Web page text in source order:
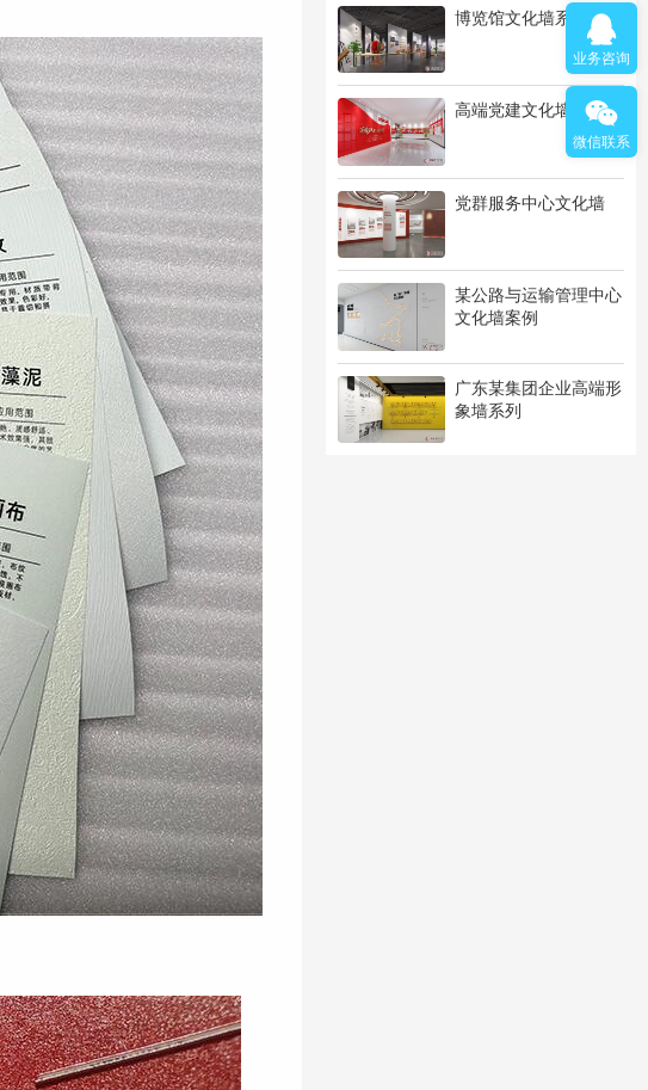
博览馆文化墙系列
高端党建文化墙系列
党群服务中心文化墙
某公路与运输管理中心
文化墙案例
广东某集团企业高端形
象墙系列
业务咨询
微信联系